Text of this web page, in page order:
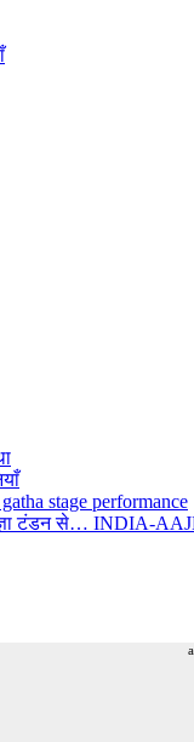
stage performance
संज्ञा टंडन से… INDIA-